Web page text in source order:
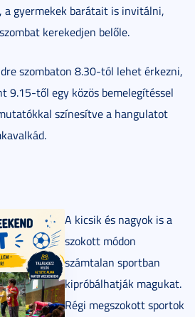
a gyermekek barátait is invitálni,
kerekedjen belőle.
szombaton 8.30-tól lehet érkezni,
9.15-től egy közös bemelegítéssel
színesítve a hangulatot
A kicsik és nagyok is a
szokott módon
számtalan sportban
kipróbálhatják magukat.
Régi megszokott sportok